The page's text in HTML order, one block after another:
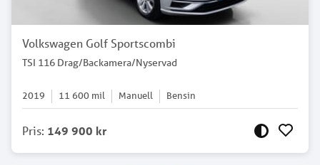
Volkswagen Golf Sportscombi
TSI 116 Drag/Backamera/Nyservad
2019 11 600 mil Manuell Bensin
Pris: 149 900 kr